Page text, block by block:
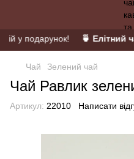
у подарунок! 🍵 Елітний
Чай Зелений чай
Чай Равлик
Артикул: 22010 Написати